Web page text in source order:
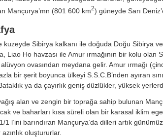
Mançurya’mn (801 600 km2) güneyde Sarı
kuzeyde Sibirya kalkanı ile doğuda Doğu Sibirya ve
Liao Ho havzası ile Amur ırmağının bir kolu olan
ovasın­dan meydana gelir. Amur ırmağı
bir şerit boyunca ülkeyi S.S.C.B’nden ayıran
ya da çayırlık geniş düzlükler, yüksek
alan ve zengin bir top­rağa sahip bulunan
ve baharları kısa süreli olan bir karasal iklim
1 l’ini barındıran Mançurya’da dil­leri artık
oluştururlar.